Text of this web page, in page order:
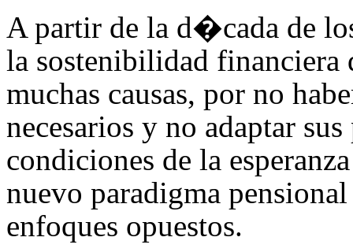
A partir de la d�cada de
la sostenibilidad financiera
muchas causas, por no
necesarios y no adaptar
condiciones de la
nuevo paradigma
enfoques opuestos.